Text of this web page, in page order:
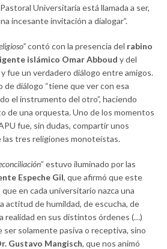
Universitaria está llamada a ser,
incesante invitación a dialogar”.
contó con la presencia del rabino
islámico Omar Abboud y del
y fue un verdadero diálogo entre amigos.
diálogo “tiene que ver con esa
el instrumento del otro”, haciendo
de una orquesta. Uno de los momentos
fue, sin dudas, compartir unos
tres religiones monoteístas.
” estuvo iluminado por las
Espeche Gil, que afirmó que este
en cada universitario nazca una
actitud de humildad, de escucha, de
realidad en sus distintos órdenes (…)
ser solamente pasiva o receptiva, sino
Gustavo Mangisch, que nos animó